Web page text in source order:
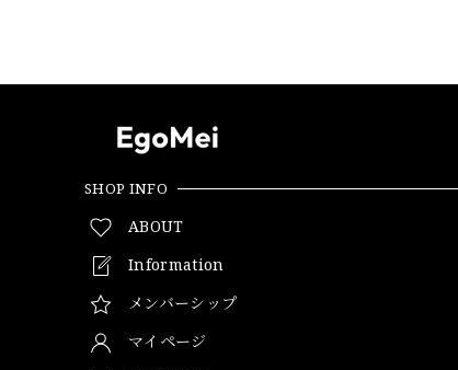
SHOP INFO
ABOUT
Information
メンバーシップ
マイページ